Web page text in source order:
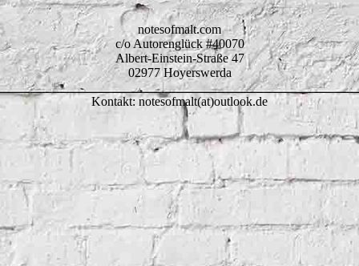
notesofmalt.com
c/o Autorenglück #40070
Albert-Einstein-Straße 47
02977 Hoyerswerda
Kontakt: notesofmalt(at)outlook.de